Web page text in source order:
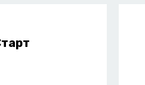
дудл-видео